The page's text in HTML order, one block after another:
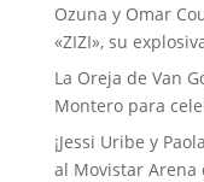
Ozuna y Omar
«ZIZI», su
La Oreja de Van
Montero para
¡Jessi Uribe y
al Movistar Arena